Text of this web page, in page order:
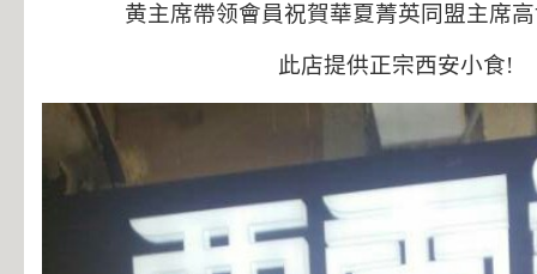
黄主席帶领會員祝賀華夏菁英同盟主席
此店提供正宗西安小食!